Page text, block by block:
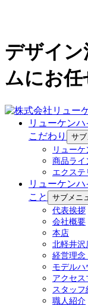
デザイン
ムにお
リューケン
こだわり
サ
リュー
商品ライ
エクステ
リューケン
こと
サブメニ
代表挨拶
会社概要
本店
北軽井沢
経営理念
モデルハ
アクセス
スタッフ
職人紹介